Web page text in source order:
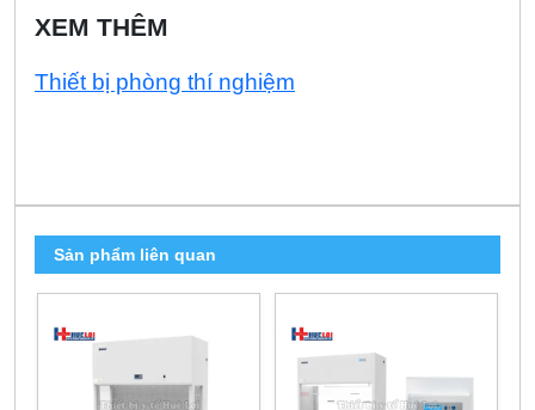
XEM THÊM
Thiết bị phòng thí nghiệm
Sản phẩm liên quan